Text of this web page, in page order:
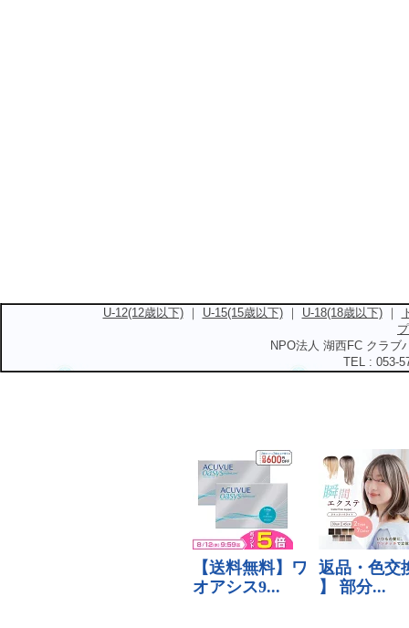
U-12(12歳以下)｜ U-15(15歳以下)｜ U-18(18歳以下)｜
NPO法人 湖西FC クラ
TEL : 053-